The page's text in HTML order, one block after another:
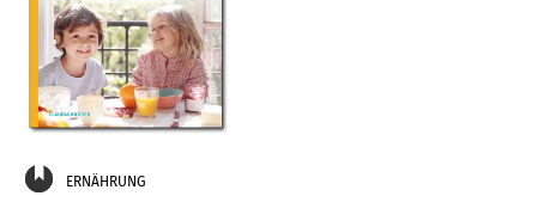
ERNÄHRUNG